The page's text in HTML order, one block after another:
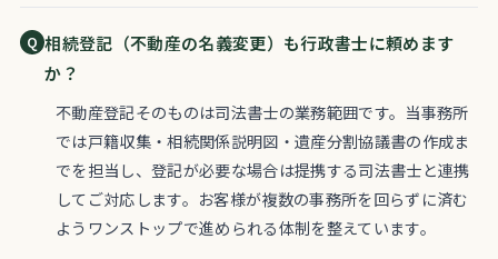
相続登記（不動産の名義変更）も行政書士に頼めます
か？
不動産登記そのものは司法書士の業務範囲です。当事務所
では戸籍収集・相続関係説明図・遺産分割協議書の作成ま
でを担当し、登記が必要な場合は提携する司法書士と連携
してご対応します。お客様が複数の事務所を回らずに済む
ようワンストップで進められる体制を整えています。